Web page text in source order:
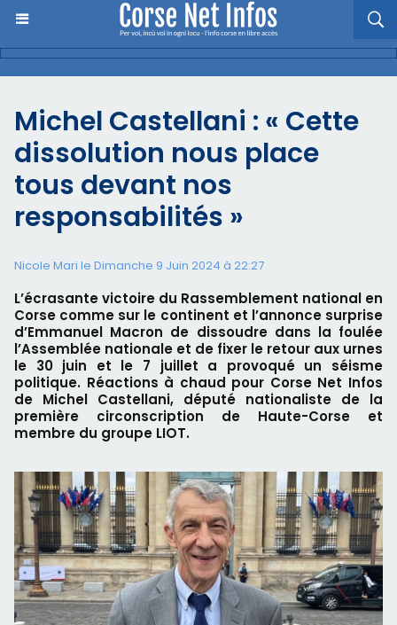
Michel Castellani : « Cette
dissolution nous place
tous devant nos
responsabilités »
Nicole Mari le Dimanche 9 Juin 2024 à 22:27
L’écrasante victoire du Rassemblement national en
Corse comme sur le continent et l’annonce surprise
d’Emmanuel Macron de dissoudre dans la foulée
l’Assemblée nationale et de fixer le retour aux urnes
le 30 juin et le 7 juillet a provoqué un séisme
politique. Réactions à chaud pour Corse Net Infos
de Michel Castellani, député nationaliste de la
première circonscription de Haute-Corse et
membre du groupe LIOT.